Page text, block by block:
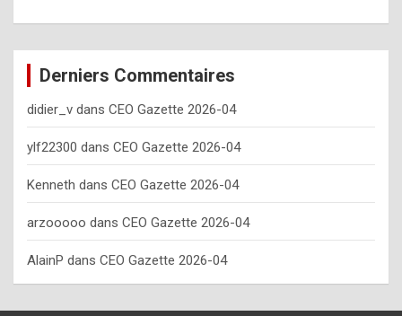
e
y
o
u
s
h
o
Derniers Commentaires
didier_v dans CEO Gazette 2026-04
ylf22300 dans CEO Gazette 2026-04
Kenneth dans CEO Gazette 2026-04
arzooooo dans CEO Gazette 2026-04
AlainP dans CEO Gazette 2026-04